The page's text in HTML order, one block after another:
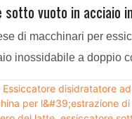
sotto vuoto in acciaio
vuoto rotativo a
di macchinari per
inossidabile a doppio
ricerca e sviluppo
potenti, ma